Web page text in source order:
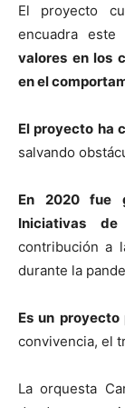
El proyecto
encuadra este
valores en los
en el
El proyecto ha
salvando
En 2020 fue
Iniciativas de
contribución a
durante la
Es un
convivencia, el
La orquesta